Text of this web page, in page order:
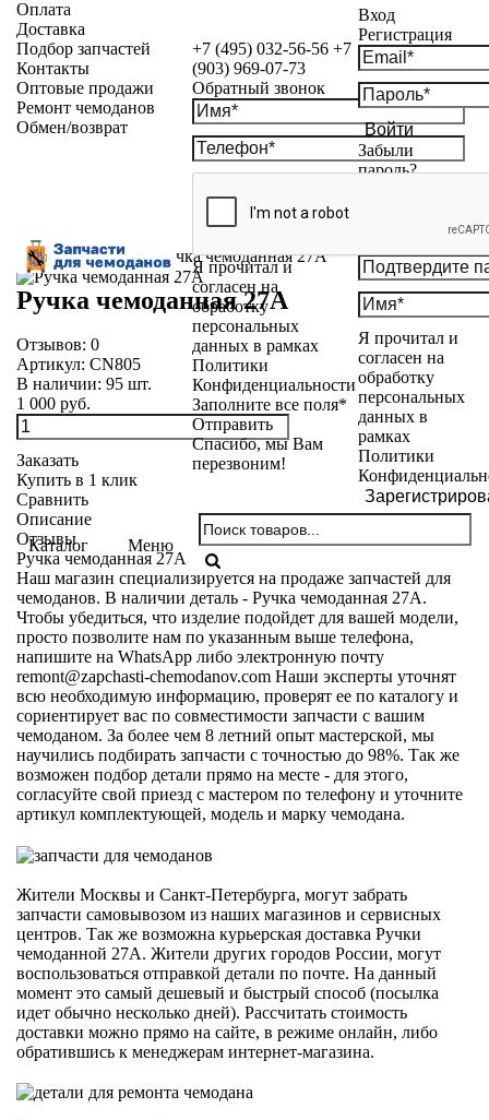
+7 (495) 032-56-56 +7
(903) 969-07-73
Обратный звонок
Я прочитал и
согласен на
обработку
персональных
данных в рамках
Политики
Конфиденциальности
Заполните все поля*
Отправить
Спасибо, мы Вам
перезвоним!
Вход
Регистрация
Войти
Забыли
пароль?
Я прочитал и
согласен на
обработку
персональных
данных в
рамках
Политики
Каталог Меню
Оплата
Доставка
Подбор запчастей
Контакты
Оптовые продажи
Ремонт чемоданов
Обмен/возврат
Каталог»Ручки»Ручка чемоданная 27А
Ручка чемоданная 27А
Отзывов: 0
Артикул: CN805
В наличии: 95 шт.
1 000 руб.
Заказать
Купить в 1 клик
Сравнить
Описание
Отзывы
Ручка чемоданная 27А
Наш магазин специализируется на продаже запчастей для
чемоданов. В наличии деталь - Ручка чемоданная 27А.
Чтобы убедиться, что изделие подойдет для вашей модели,
просто позволите нам по указанным выше телефона,
напишите на WhatsApp либо электронную почту
remont@zapchasti-chemodanov.com Наши эксперты уточнят
всю необходимую информацию, проверят ее по каталогу и
сориентирует вас по совместимости запчасти с вашим
чемоданом. За более чем 8 летний опыт мастерской, мы
научились подбирать запчасти с точностью до 98%. Так же
возможен подбор детали прямо на месте - для этого,
согласуйте свой приезд с мастером по телефону и уточните
артикул комплектующей, модель и марку чемодана.
Жители Москвы и Санкт-Петербурга, могут забрать
запчасти самовывозом из наших магазинов и сервисных
центров. Так же возможна курьерская доставка Ручки
чемоданной 27А. Жители других городов России, могут
воспользоваться отправкой детали по почте. На данный
момент это самый дешевый и быстрый способ (посылка
идет обычно несколько дней). Рассчитать стоимость
доставки можно прямо на сайте, в режиме онлайн, либо
обратившись к менеджерам интернет-магазина.